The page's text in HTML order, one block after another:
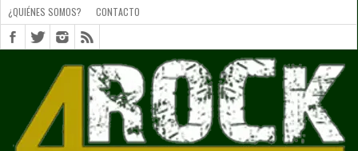
SOMOS?
CONTACTO
SHORTS
¿QUIÉNES SOMOS? CONTACTO